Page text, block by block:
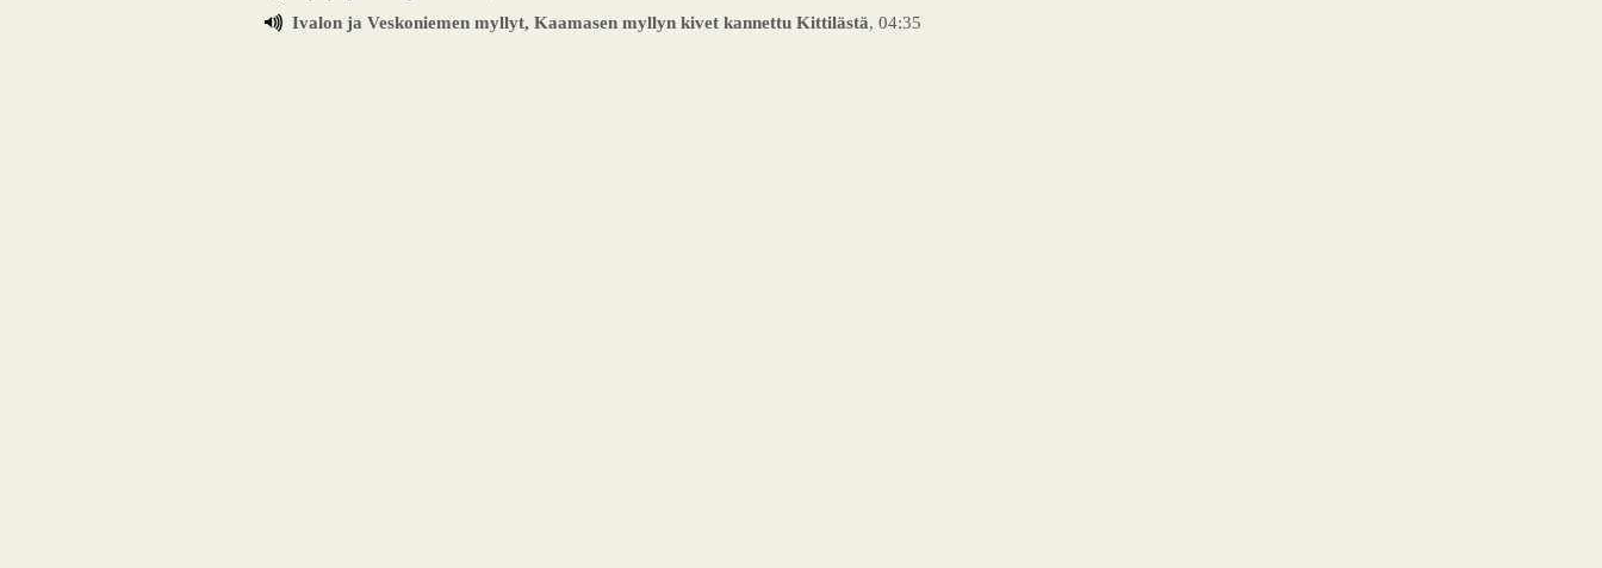
Ivalon ja Veskoniemen myllyt, Kaamasen myllyn kivet kannettu Kittilästä, 04:35